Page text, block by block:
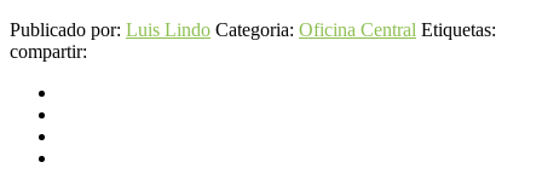
Publicado por: Luis Lindo Categoria: Oficina Central Etiquetas:
compartir: